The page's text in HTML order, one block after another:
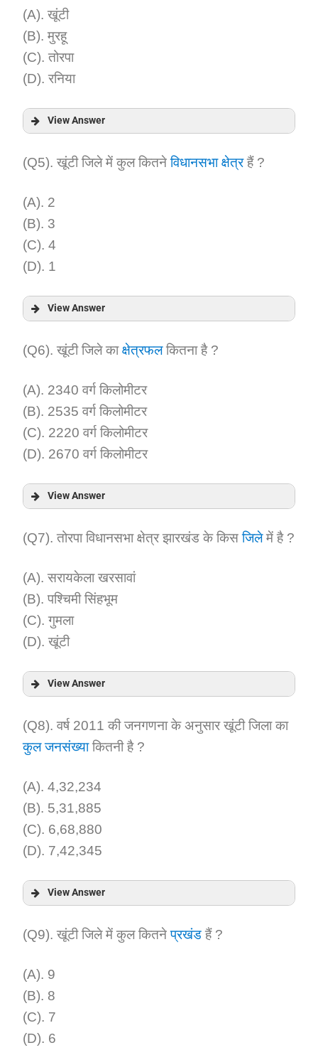
Explanation:
(A). खूंटी
(B). मुरहू
(C). तोरपा
(D). रनिया
View Answer
Answer:
Explanation:
(Q5). खूंटी जिले में कुल कितनेविधानसभा क्षेत्रहैं ?
(A). 2
(B). 3
(C). 4
(D). 1
View Answer
Answer:
Explanation:
(Q6). खूंटी जिले काक्षेत्रफलकितना है ?
(A). 2340 वर्ग किलोमीटर
(B). 2535 वर्ग किलोमीटर
(C). 2220 वर्ग किलोमीटर
(D). 2670 वर्ग किलोमीटर
View Answer
Answer:
Explanation:
(Q7). तोरपा विधानसभा क्षेत्र झारखंड के किसजिलेमें है ?
(A). सरायकेला खरसावां
(B). पश्चिमी सिंहभूम
(C). गुमला
(D). खूंटी
View Answer
Answer:
(Q8). वर्ष 2011 की जनगणना के अनुसार खूंटी जिला का
कुल जनसंख्याकितनी है ?
(A). 4,32,234
(B). 5,31,885
(C). 6,68,880
(D). 7,42,345
View Answer
Answer:
Explanation:
(Q9). खूंटी जिले में कुल कितनेप्रखंड हैं ?
(A). 9
(B). 8
(C). 7
(D). 6